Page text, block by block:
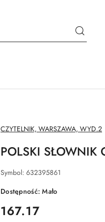
NAZWA
PRODUCENTA:
CZYTELNIK, WARSZAWA, WYD.2
POLSKI SŁOWNIK
Symbol: 632395861
Dostępność:Mało
cena:
167.17